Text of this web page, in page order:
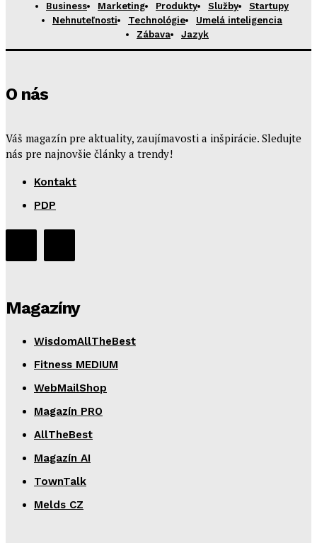
Business Marketing Produkty Služby
Startupy
Nehnuteľnosti
Technológie
Umelá inteligencia
Zábava
Jazyk
O nás
Váš magazín pre aktuality, zaujímavosti a inšpirácie. Sledujte
nás pre najnovšie články a trendy!
Kontakt
PDP
Magazíny
WisdomAllTheBest
Fitness MEDIUM
WebMailShop
Magazín PRO
AllTheBest
Magazín AI
TownTalk
Melds CZ